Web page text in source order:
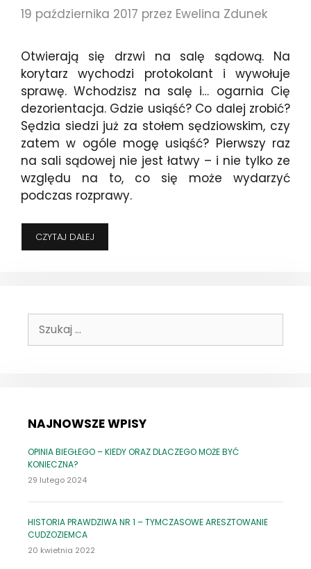
19 października 2017 przez Ewelina Zdunek
Otwierają się drzwi na salę sądową. Na
korytarz wychodzi protokolant i wywołuje
sprawę. Wchodzisz na salę i… ogarnia Cię
dezorientacja. Gdzie usiąść? Co dalej zrobić?
Sędzia siedzi już za stołem sędziowskim, czy
zatem w ogóle mogę usiąść? Pierwszy raz
na sali sądowej nie jest łatwy – i nie tylko ze
względu na to, co się może wydarzyć
podczas rozprawy.
CZYTAJ DALEJ
RAZ
CO,
Szukaj:
NAJNOWSZE WPISY
OPINIA BIEGŁEGO – KIEDY ORAZ DLACZEGO MOŻE BYĆ
KONIECZNA?
29 lutego 2024
HISTORIA PRAWDZIWA NR 1 – TYMCZASOWE ARESZTOWANIE
CUDZOZIEMCA
20 kwietnia 2022